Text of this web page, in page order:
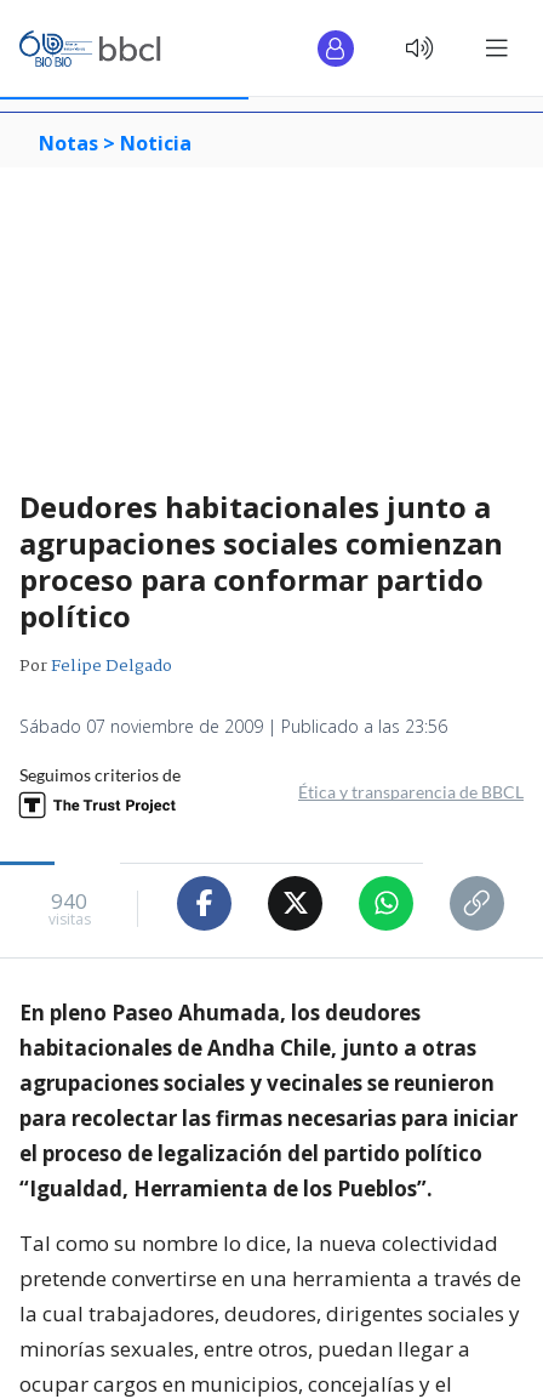
Notas > Noticia
Deudores habitacionales junto a
agrupaciones sociales comienzan
proceso para conformar partido
político
PorFelipe Delgado
Sábado 07 noviembre de 2009 | Publicado a las 23:56
Seguimos criterios de
Ética y transparencia de BBCL
940
visitas
En pleno Paseo Ahumada, los deudores
habitacionales de Andha Chile, junto a otras
agrupaciones sociales y vecinales se reunieron
para recolectar las firmas necesarias para iniciar
el proceso de legalización del partido político
“Igualdad, Herramienta de los Pueblos”.
Tal como su nombre lo dice, la nueva colectividad
pretende convertirse en una herramienta a través de
la cual trabajadores, deudores, dirigentes sociales y
minorías sexuales, entre otros, puedan llegar a
ocupar cargos en municipios, concejalías y el